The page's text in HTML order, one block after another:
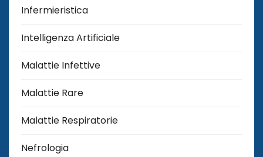
Infermieristica
Intelligenza Artificiale
Malattie Infettive
Malattie Rare
Malattie Respiratorie
Nefrologia